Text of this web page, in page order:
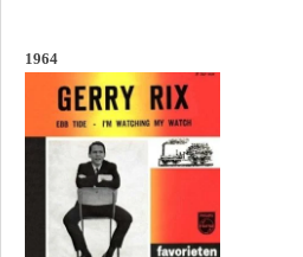
1964